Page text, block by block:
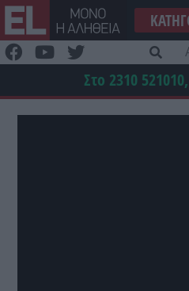
Μετάβαση
στο
περιεχόμενο
Στο 2310